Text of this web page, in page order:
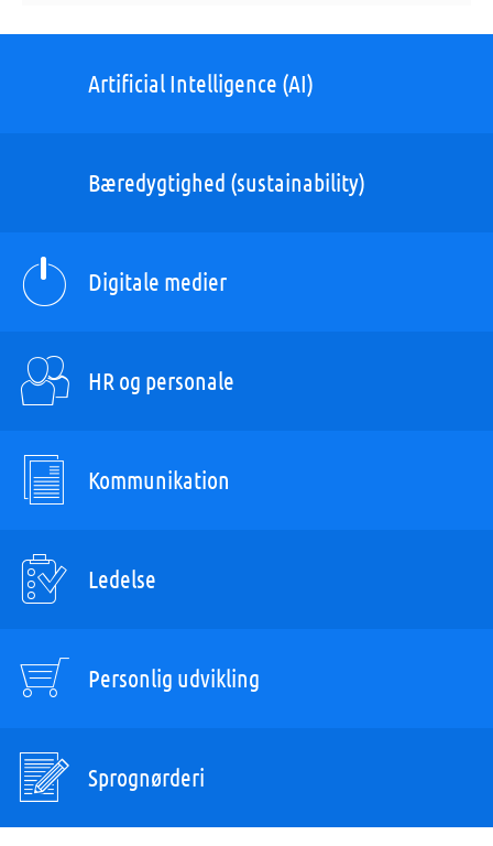
Artificial Intelligence (AI)
Bæredygtighed (sustainability)
Digitale medier
HR og personale
Kommunikation
Ledelse
Personlig udvikling
Sprognørderi